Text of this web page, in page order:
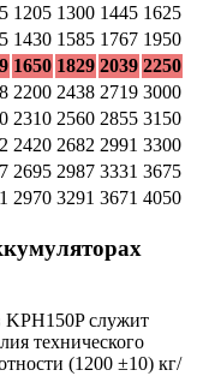
1205 1300 1445 1625
1430 1585 1767 1950
1650 1829 2039 2250
2200 2438 2719 3000
2310 2560 2855 3150
2420 2682 2991 3300
2695 2987 3331 3675
2970 3291 3671 4050
KPH150P служит
технического
(1200 ±10) кг/